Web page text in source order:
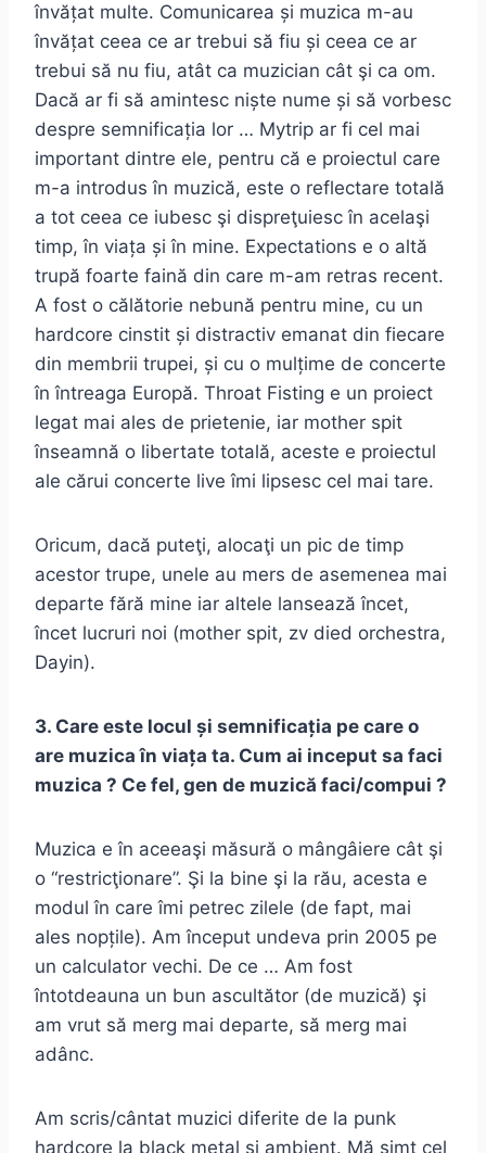
învățat multe. Comunicarea și muzica m-au
învățat ceea ce ar trebui să fiu și ceea ce ar
trebui să nu fiu, atât ca muzician cât şi ca om.
Dacă ar fi să amintesc niște nume și să vorbesc
despre semnificația lor … Mytrip ar fi cel mai
important dintre ele, pentru că e proiectul care
m-a introdus în muzică, este o reflectare totală
a tot ceea ce iubesc şi dispreţuiesc în acelaşi
timp, în viața și în mine. Expectations e o altă
trupă foarte faină din care m-am retras recent.
A fost o călătorie nebună pentru mine, cu un
hardcore cinstit și distractiv emanat din fiecare
din membrii trupei, și cu o mulțime de concerte
în întreaga Europă. Throat Fisting e un proiect
legat mai ales de prietenie, iar mother spit
înseamnă o libertate totală, aceste e proiectul
ale cărui concerte live îmi lipsesc cel mai tare.
Oricum, dacă puteţi, alocaţi un pic de timp
acestor trupe, unele au mers de asemenea mai
departe fără mine iar altele lansează încet,
încet lucruri noi (mother spit, zv died orchestra,
Dayin).
3. Care este locul și semnificația pe care o
are muzica în viața ta. Cum ai inceput sa faci
muzica ? Ce fel, gen de muzică faci/compui ?
Muzica e în aceeaşi măsură o mângâiere cât şi
o “restricţionare”. Şi la bine şi la rău, acesta e
modul în care îmi petrec zilele (de fapt, mai
ales nopțile). Am început undeva prin 2005 pe
un calculator vechi. De ce … Am fost
întotdeauna un bun ascultător (de muzică) şi
am vrut să merg mai departe, să merg mai
adânc.
Am scris/cântat muzici diferite de la punk
hardcore la black metal și ambient. Mă simt cel